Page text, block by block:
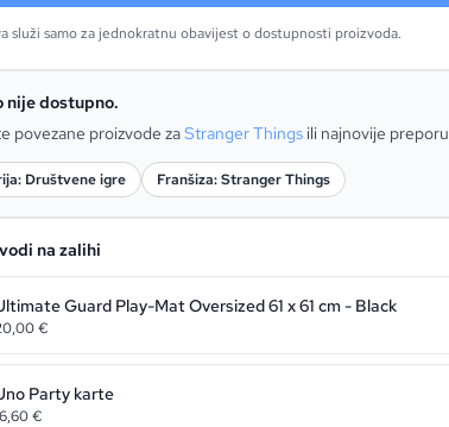
služi samo za jednokratnu obavijest o dostupnosti proizvoda.
nije dostupno.
povezane proizvode zaStranger Things ili najnovije
Društvene igre Franšiza: Stranger Things
na zalihi
Guard Play-Mat Oversized 61 x 61 cm - Black
€
Party karte
€